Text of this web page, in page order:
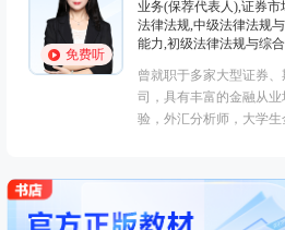
业务(保荐代表人),证券市场基本
法律法规,中级法律法规与综合
能力,初级法律法规与综合能力
曾就职于多家大型证券、期货公
司，具有丰富的金融从业培训经
验，外汇分析师，大学生金融交
免费听